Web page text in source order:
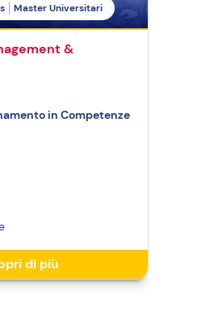
Master Universitari
&
in Competenze
di più